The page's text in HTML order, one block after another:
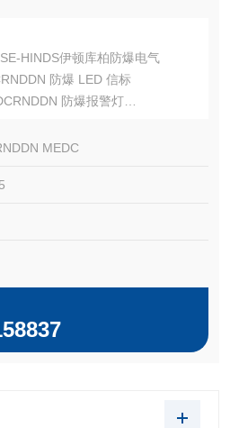
HINDS伊顿库柏防爆电气
防爆 LED 信标
防爆报警灯
代理-Kunshan Beiyuan Electric
MEDC